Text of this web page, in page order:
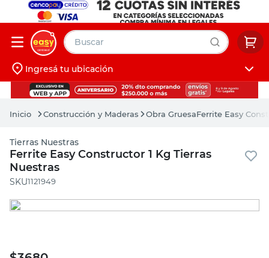
Buscar
Iniciá sesión
Ingresá tu ubicación
Construcción y Maderas Obra GruesaFerrite Easy
Tierras Nuestras
Ferrite Easy Constructor 1 Kg Tierras
Nuestras
:1121949
muebles
pintura
escritorio
puertas
placard